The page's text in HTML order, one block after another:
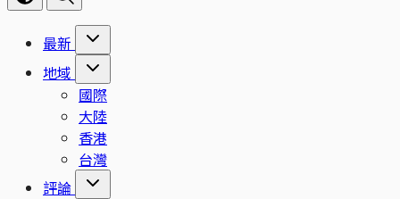
最新
地域
國際
大陸
香港
台灣
評論